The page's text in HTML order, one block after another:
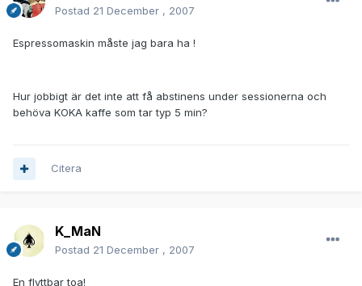
Postad 21 December , 2007
Espressomaskin måste jag bara ha !
Hur jobbigt är det inte att få abstinens under sessionerna och
behöva KOKA kaffe som tar typ 5 min?
Citera
K_MaN
Postad 21 December , 2007
En flyttbar toa!